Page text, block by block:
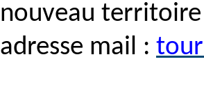
nouveau territoire
adresse mail :